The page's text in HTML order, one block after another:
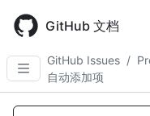
main
content
GitHub 文档
GitHub Issues /
自动添加项